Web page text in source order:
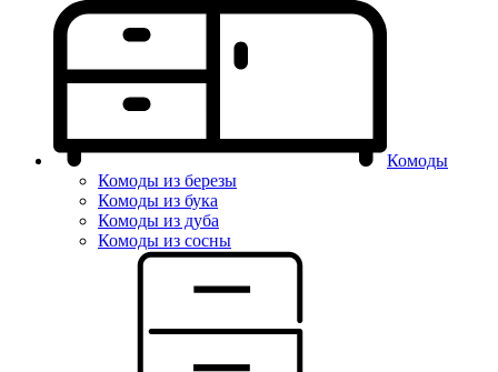
Комоды
Комоды из березы
Комоды из бука
Комоды из дуба
Комоды из сосны